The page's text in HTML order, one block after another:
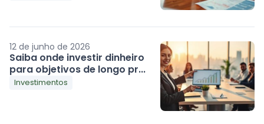
12 de junho de 2026
Saiba onde investir dinheiro
para objetivos de longo pr...
Investimentos